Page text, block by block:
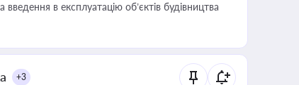
в експлуатацію об’єктів будівництва
+3